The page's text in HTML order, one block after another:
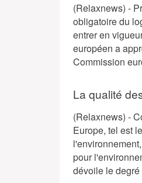
(Relaxnews) -
obligatoire du
entrer en
européen a
Commission
La qualité
(Relaxnews) -
Europe, tel est
pour
dévoile le